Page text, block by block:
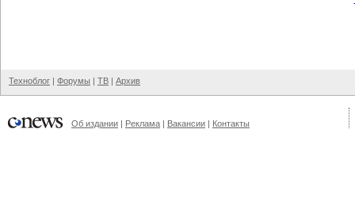
Техноблог | Форумы | ТВ | Архив
Об издании | Реклама | Вакансии | Контакты